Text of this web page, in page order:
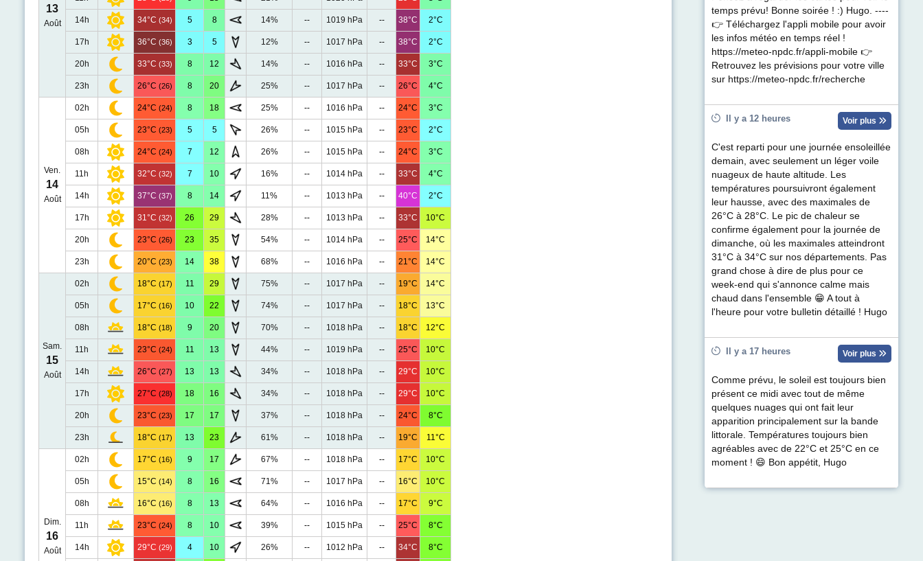
13
Août 14h 34°C (34) 5 8 14% -- 1019 hPa -- 38°C 2°C
17h 36°C (36) 3 5 12% -- 1017 hPa -- 38°C 2°C
20h 33°C (33) 8 12 14% -- 1016 hPa -- 33°C 3°C
23h 26°C (26) 8 20 25% -- 1017 hPa -- 26°C 4°C
Ven.
14
Août
02h 24°C (24) 8 18 25% -- 1016 hPa -- 24°C 3°C
05h 23°C (23) 5 5 26% -- 1015 hPa -- 23°C 2°C
08h 24°C (24) 7 12 26% -- 1015 hPa -- 24°C 3°C
11h 32°C (32) 7 10 16% -- 1014 hPa -- 33°C 4°C
14h 37°C (37) 8 14 11% -- 1013 hPa -- 40°C 2°C
17h 31°C (32) 26 29 28% -- 1013 hPa -- 33°C 10°C
20h 23°C (26) 23 35 54% -- 1014 hPa -- 25°C 14°C
23h 20°C (23) 14 38 68% -- 1016 hPa -- 21°C 14°C
Sam.
15
Août
02h 18°C (17) 11 29 75% -- 1017 hPa -- 19°C 14°C
05h 17°C (16) 10 22 74% -- 1017 hPa -- 18°C 13°C
08h 18°C (18) 9 20 70% -- 1018 hPa -- 18°C 12°C
11h 23°C (24) 11 13 44% -- 1019 hPa -- 25°C 10°C
14h 26°C (27) 13 13 34% -- 1018 hPa -- 29°C 10°C
17h 27°C (28) 18 16 34% -- 1018 hPa -- 29°C 10°C
20h 23°C (23) 17 17 37% -- 1018 hPa -- 24°C 8°C
23h 18°C (17) 13 23 61% -- 1018 hPa -- 19°C 11°C
Dim.
16
Août
02h 17°C (16) 9 17 67% -- 1018 hPa -- 17°C 10°C
05h 15°C (14) 8 16 71% -- 1017 hPa -- 16°C 10°C
08h 16°C (16) 8 13 64% -- 1016 hPa -- 17°C 9°C
11h 23°C (24) 8 10 39% -- 1015 hPa -- 25°C 8°C
14h 29°C (29) 4 10 26% -- 1012 hPa -- 34°C 8°C
temps prévu! Bonne soirée ! :) Hugo. ----
👉 Téléchargez l'appli mobile pour avoir
les infos météo en temps réel !
https://meteo-npdc.fr/appli-mobile 👉
Retrouvez les prévisions pour votre ville
sur https://meteo-npdc.fr/recherche
Il y a 12 heures Voir plus
C'est reparti pour une journée ensoleillée
demain, avec seulement un léger voile
nuageux de haute altitude. Les
températures poursuivront également
leur hausse, avec des maximales de
26°C à 28°C. Le pic de chaleur se
confirme également pour la journée de
dimanche, où les maximales atteindront
31°C à 34°C sur nos départements. Pas
grand chose à dire de plus pour ce
week-end qui s'annonce calme mais
chaud dans l'ensemble 😁 A tout à
l'heure pour votre bulletin détaillé ! Hugo
Il y a 17 heures Voir plus
Comme prévu, le soleil est toujours bien
présent ce midi avec tout de même
quelques nuages qui ont fait leur
apparition principalement sur la bande
littorale. Températures toujours bien
agréables avec de 22°C et 25°C en ce
moment ! 😄 Bon appétit, Hugo